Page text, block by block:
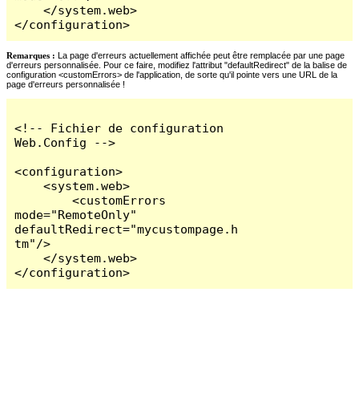
    </system.web>
</configuration>
Remarques : La page d'erreurs actuellement affichée peut être remplacée par une page
d'erreurs personnalisée. Pour ce faire, modifiez l'attribut "defaultRedirect" de la balise de
configuration <customErrors> de l'application, de sorte qu'il pointe vers une URL de la
page d'erreurs personnalisée !
<!-- Fichier de configuration
Web.Config -->
<configuration>
    <system.web>
        <customErrors
mode="RemoteOnly"
defaultRedirect="mycustompage.h
tm"/>
    </system.web>
</configuration>